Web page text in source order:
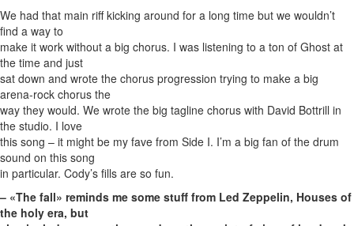
We had that main riff kicking around for a long time but we wouldn’t
find a way to
make it work without a big chorus. I was listening to a ton of Ghost at
the time and just
sat down and wrote the chorus progression trying to make a big
arena-rock chorus the
way they would. We wrote the big tagline chorus with David Bottrill in
the studio. I love
this song – it might be my fave from Side I. I’m a big fan of the drum
sound on this song
in particular. Cody’s fills are so fun.
– «The fall» reminds me some stuff from Led Zeppelin, Houses of
the holy era, but